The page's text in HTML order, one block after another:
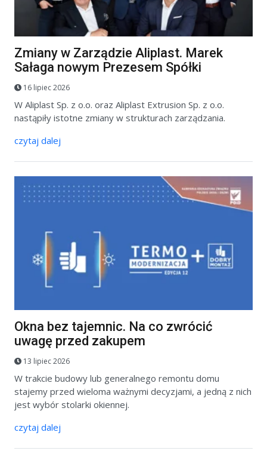
Zmiany w Zarządzie Aliplast. Marek
Sałaga nowym Prezesem Spółki
16 lipiec 2026
W Aliplast Sp. z o.o. oraz Aliplast Extrusion Sp. z o.o.
nastąpiły istotne zmiany w strukturach zarządzania.
czytaj dalej
Okna bez tajemnic. Na co zwrócić
uwagę przed zakupem
13 lipiec 2026
W trakcie budowy lub generalnego remontu domu
stajemy przed wieloma ważnymi decyzjami, a jedną z nich
jest wybór stolarki okiennej.
czytaj dalej